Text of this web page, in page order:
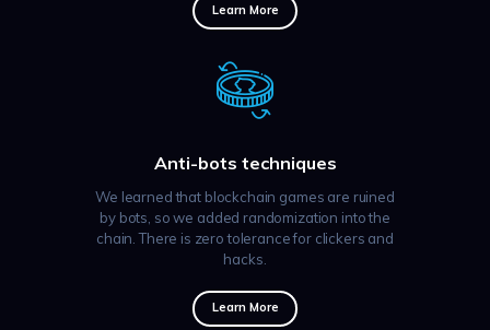
Learn More
Anti-bots techniques
We learned that blockchain games are ruined
by bots, so we added randomization into the
chain. There is zero tolerance for clickers and
hacks.
Learn More